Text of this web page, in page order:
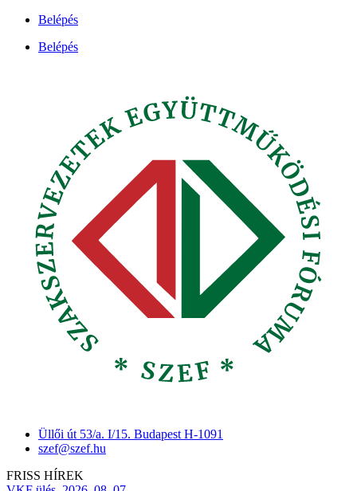
Ugrás
tartalomhoz
Belépés
Belépés
Üllői út 53/a. I/15. Budapest H-1091
szef@szef.hu
FRISS HÍREK